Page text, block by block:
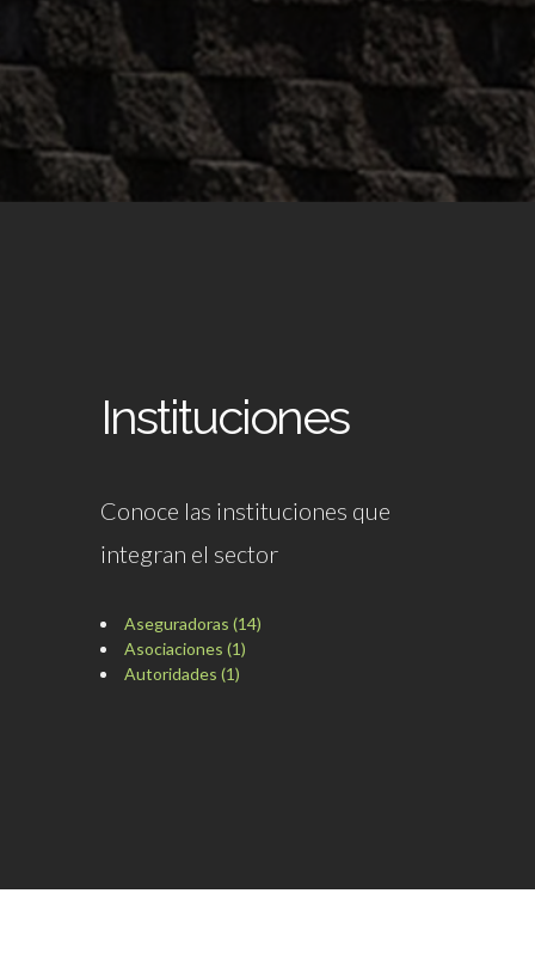
Instituciones
Conoce las instituciones que
integran el sector
Aseguradoras (14)
Asociaciones (1)
Autoridades (1)